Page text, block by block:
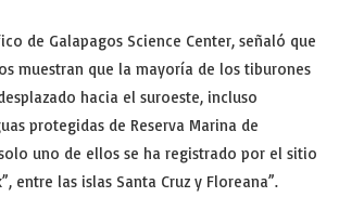
de Galapagos Science Center, señaló que
muestran que la mayoría de los tiburones
hacia el suroeste, incluso
protegidas de Reserva Marina de
uno de ellos se ha registrado por el sitio
entre las islas Santa Cruz y Floreana”.